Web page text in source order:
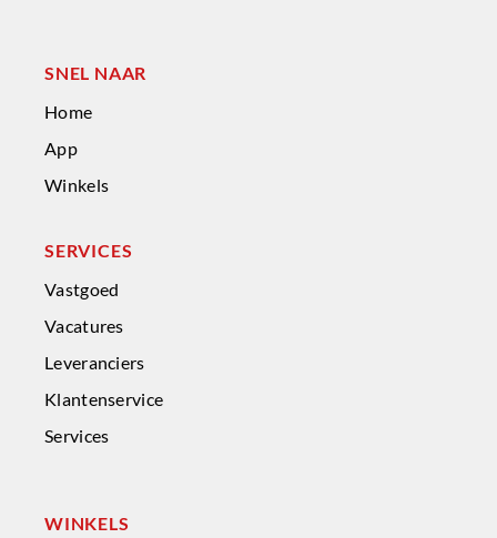
SNEL NAAR
Home
App
Winkels
SERVICES
Vastgoed
Vacatures
Leveranciers
Klantenservice
Services
WINKELS